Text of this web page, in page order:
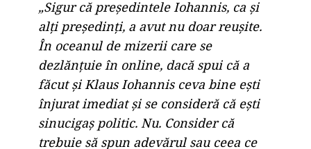
Antonescu a menţionat că, deşi Iohannis a
dezamăgit prin multe neîmpliniri şi nu a
răspuns pe deplin încrederii uriaşe pe care
românii i-au acordat-o de două ori, acest lucru